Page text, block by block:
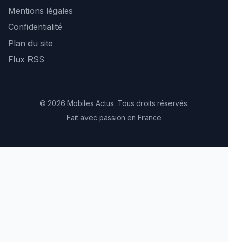
Mentions légales
Confidentialité
Plan du site
Flux RSS
© 2026 Mobiles Actus. Tous droits réservés.
Fait avec passion en France